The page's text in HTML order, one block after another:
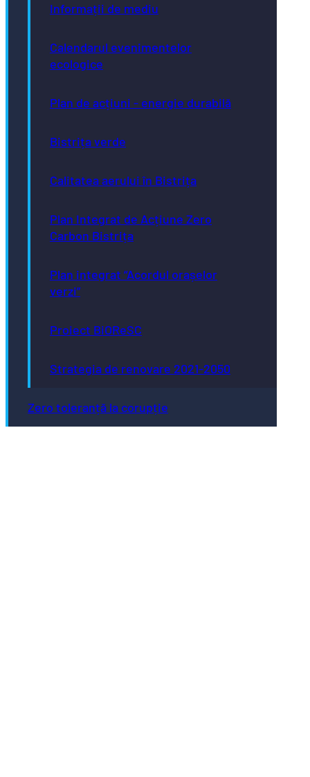
Informații de mediu
Calendarul evenimentelor
ecologice
Plan de acțiuni - energie durabilă
Bistrița verde
Calitatea aerului în Bistrița
Plan Integrat de Acțiune Zero
Carbon Bistrița
Plan integrat “Acordul orașelor
verzi”
Proiect BiOReSC
Strategia de renovare 2021-2050
Zero toleranță la corupție